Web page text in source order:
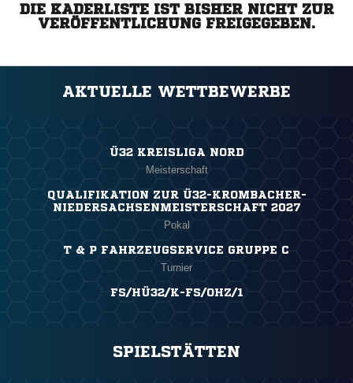
DIE KADERLISTE IST BISHER NICHT ZUR
VERÖFFENTLICHUNG FREIGEGEBEN.
AKTUELLE WETTBEWERBE
Ü32 KREISLIGA NORD
Meisterschaft
QUALIFIKATION ZUR Ü32-KROMBACHER-
NIEDERSACHSENMEISTERSCHAFT 2027
Pokal
T & P FAHRZEUGSERVICE GRUPPE C
Turnier
FS/HÜ32/K-FS/OHZ/1
SPIELSTÄTTEN